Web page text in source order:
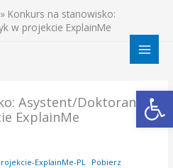
» Konkurs na stanowisko:
w projekcie ExplainMe
Asystent/Doktorant
ExplainMe
ExplainMe-PL Pobierz